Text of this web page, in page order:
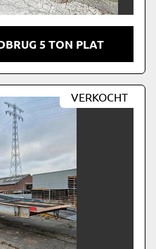
5 TON PLAT
VERKOCHT